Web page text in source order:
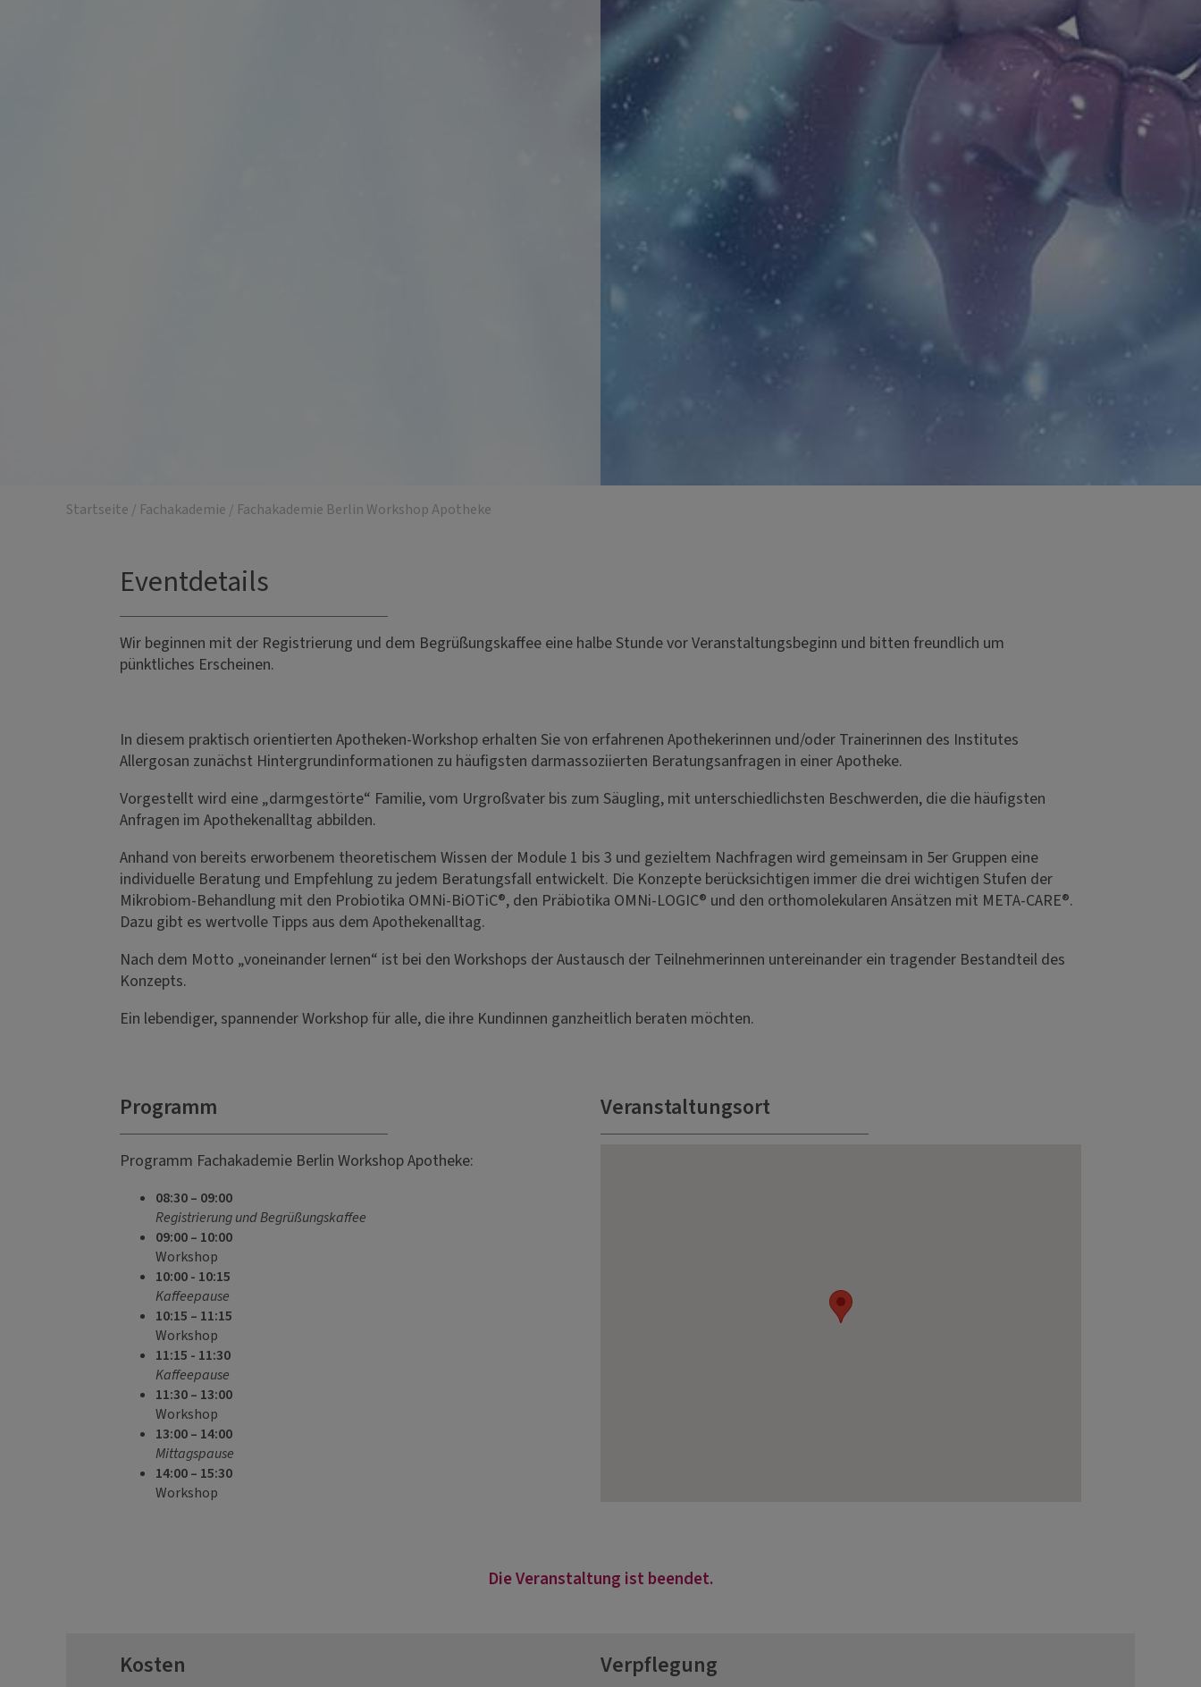
Startseite / Fachakademie / Fachakademie Berlin Workshop Apotheke
Eventdetails
Wir beginnen mit der Registrierung und dem Begrüßungskaffee eine halbe Stunde vor Veranstaltungsbeginn und bitten freundlich um
pünktliches Erscheinen.
In diesem praktisch orientierten Apotheken-Workshop erhalten Sie von erfahrenen Apothekerinnen und/oder Trainerinnen des Institutes
Allergosan zunächst Hintergrundinformationen zu häufigsten darmassoziierten Beratungsanfragen in einer Apotheke.
Vorgestellt wird eine „darmgestörte“ Familie, vom Urgroßvater bis zum Säugling, mit unterschiedlichsten Beschwerden, die die häufigsten
Anfragen im Apothekenalltag abbilden.
Anhand von bereits erworbenem theoretischem Wissen der Module 1 bis 3 und gezieltem Nachfragen wird gemeinsam in 5er Gruppen eine
individuelle Beratung und Empfehlung zu jedem Beratungsfall entwickelt. Die Konzepte berücksichtigen immer die drei wichtigen Stufen der
Mikrobiom-Behandlung mit den Probiotika OMNi-BiOTiC®, den Präbiotika OMNi-LOGIC® und den orthomolekularen Ansätzen mit META-CARE®.
Dazu gibt es wertvolle Tipps aus dem Apothekenalltag.
Nach dem Motto „voneinander lernen“ ist bei den Workshops der Austausch der Teilnehmerinnen untereinander ein tragender Bestandteil des
Konzepts.
Ein lebendiger, spannender Workshop für alle, die ihre Kundinnen ganzheitlich beraten möchten.
Programm
Programm Fachakademie Berlin Workshop Apotheke:
08:30 – 09:00
Registrierung und Begrüßungskaffee
09:00 – 10:00
Workshop
10:00 - 10:15
Kaffeepause
10:15 – 11:15
Workshop
11:15 - 11:30
Kaffeepause
11:30 – 13:00
Workshop
13:00 – 14:00
Mittagspause
14:00 – 15:30
Workshop
Veranstaltungsort
Die Veranstaltung ist beendet.
Kosten Verpflegung